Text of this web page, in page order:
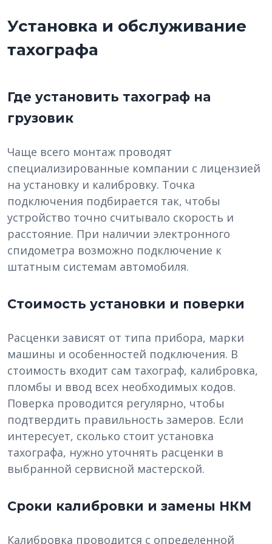
Установка и обслуживание
тахографа
Где установить тахограф на
грузовик
Чаще всего монтаж проводят
специализированные компании с лицензией
на установку и калибровку. Точка
подключения подбирается так, чтобы
устройство точно считывало скорость и
расстояние. При наличии электронного
спидометра возможно подключение к
штатным системам автомобиля.
Стоимость установки и поверки
Расценки зависят от типа прибора, марки
машины и особенностей подключения. В
стоимость входит сам тахограф, калибровка,
пломбы и ввод всех необходимых кодов.
Поверка проводится регулярно, чтобы
подтвердить правильность замеров. Если
интересует, сколько стоит установка
тахографа, нужно уточнять расценки в
выбранной сервисной мастерской.
Сроки калибровки и замены НКМ
Калибровка проводится с определенной